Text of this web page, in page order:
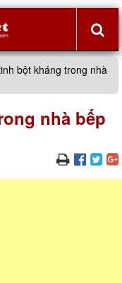
bột kháng trong nhà
nhà bếp